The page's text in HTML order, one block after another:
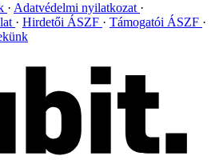
Adatvédelmi nyilatkozat
Hirdetői ÁSZF
Támogatói ÁSZF